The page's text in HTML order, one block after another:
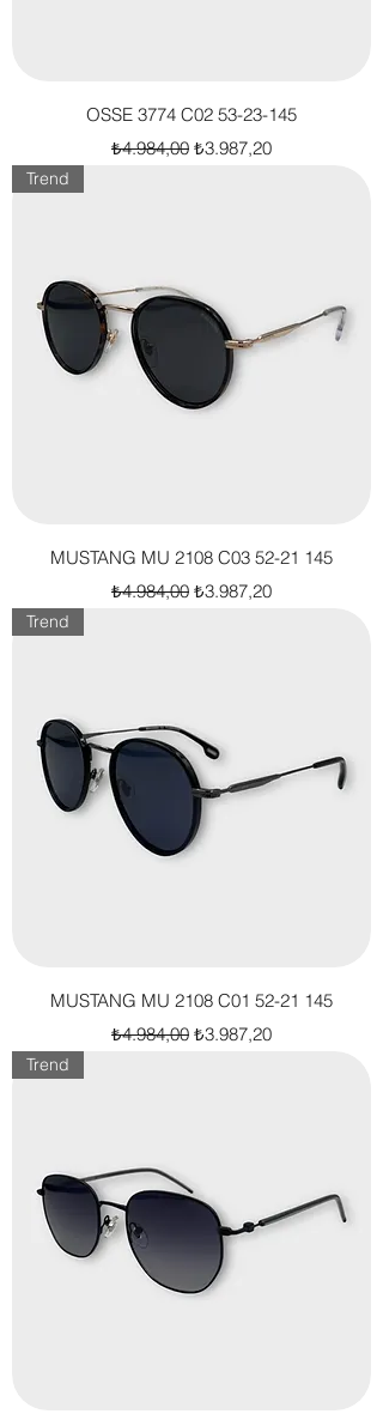
OSSE 3774 C02 53-23-145
Normal Fiyat
₺4.984,00 İndirimli Fiyat
₺3.987,20
Trend
MUSTANG MU 2108 C03 52-21 145
Normal Fiyat
₺4.984,00 İndirimli Fiyat
₺3.987,20
Trend
MUSTANG MU 2108 C01 52-21 145
Normal Fiyat
₺4.984,00 İndirimli Fiyat
₺3.987,20
Trend